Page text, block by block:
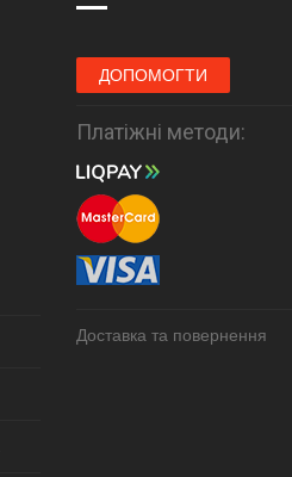
ДОПОМОГТИ
Платіжні методи:
Доставка та повернення